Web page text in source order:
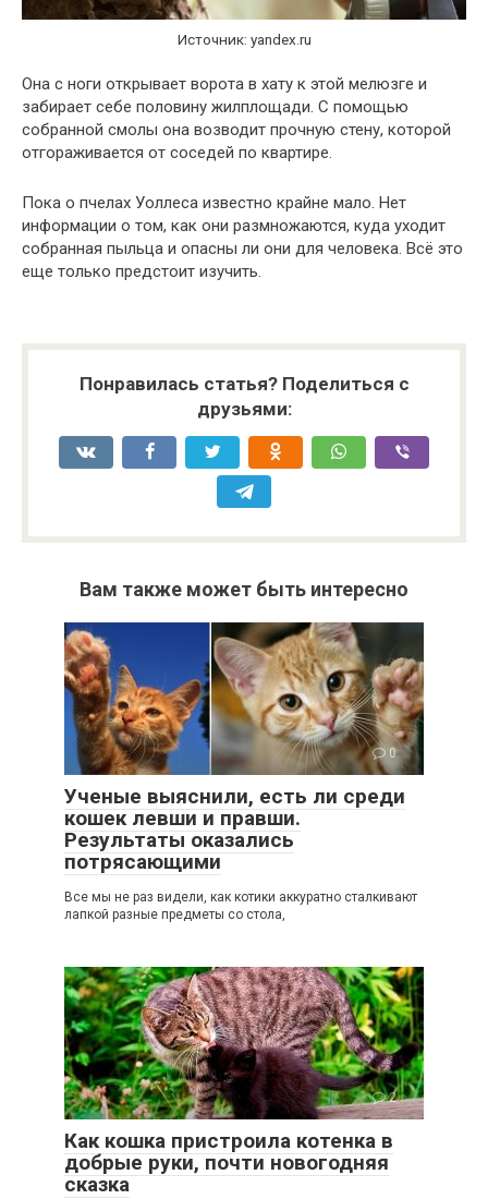
Источник: yandex.ru
Она с ноги открывает ворота в хату к этой мелюзге и
забирает себе половину жилплощади. С помощью
собранной смолы она возводит прочную стену, которой
отгораживается от соседей по квартире.
Пока о пчелах Уоллеса известно крайне мало. Нет
информации о том, как они размножаются, куда уходит
собранная пыльца и опасны ли они для человека. Всё это
еще только предстоит изучить.
Понравилась статья? Поделиться с
друзьями:
Вам также может быть интересно
0
Ученые выяснили, есть ли среди
кошек левши и правши.
Результаты оказались
потрясающими
Все мы не раз видели, как котики аккуратно сталкивают
лапкой разные предметы со стола,
2
Как кошка пристроила котенка в
добрые руки, почти новогодняя
сказка